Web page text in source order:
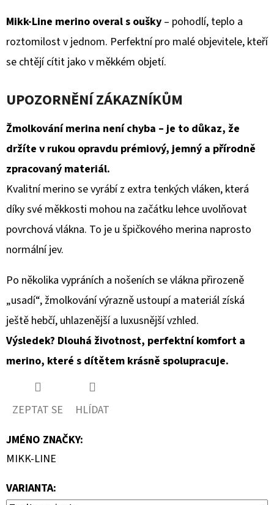
Mikk-Line merino overal s oušky – pohodlí, teplo a
roztomilost v jednom. Perfektní pro malé objevitele, kteří
se chtějí cítit jako v měkkém objetí.
UPOZORNĚNÍ ZÁKAZNÍKŮM
Žmolkování merina není chyba – je to důkaz, že
držíte v rukou opravdu prémiový, jemný a přírodně
zpracovaný materiál.
Kvalitní merino se vyrábí z extra tenkých vláken, která
díky své měkkosti mohou na začátku lehce uvolňovat
povrchová vlákna. To je u špičkového merina naprosto
normální jev.
Po několika vypráních a nošeních se vlákna přirozeně
„usadí“, žmolkování výrazně ustoupí a materiál získá
ještě hebčí, uhlazenější a luxusnější vzhled.
Výsledek? Dlouhá životnost, perfektní komfort a
merino, které s dítětem krásně spolupracuje.
ZEPTAT SE
HLÍDAT
JMÉNO ZNAČKY:
MIKK-LINE
VARIANTA: